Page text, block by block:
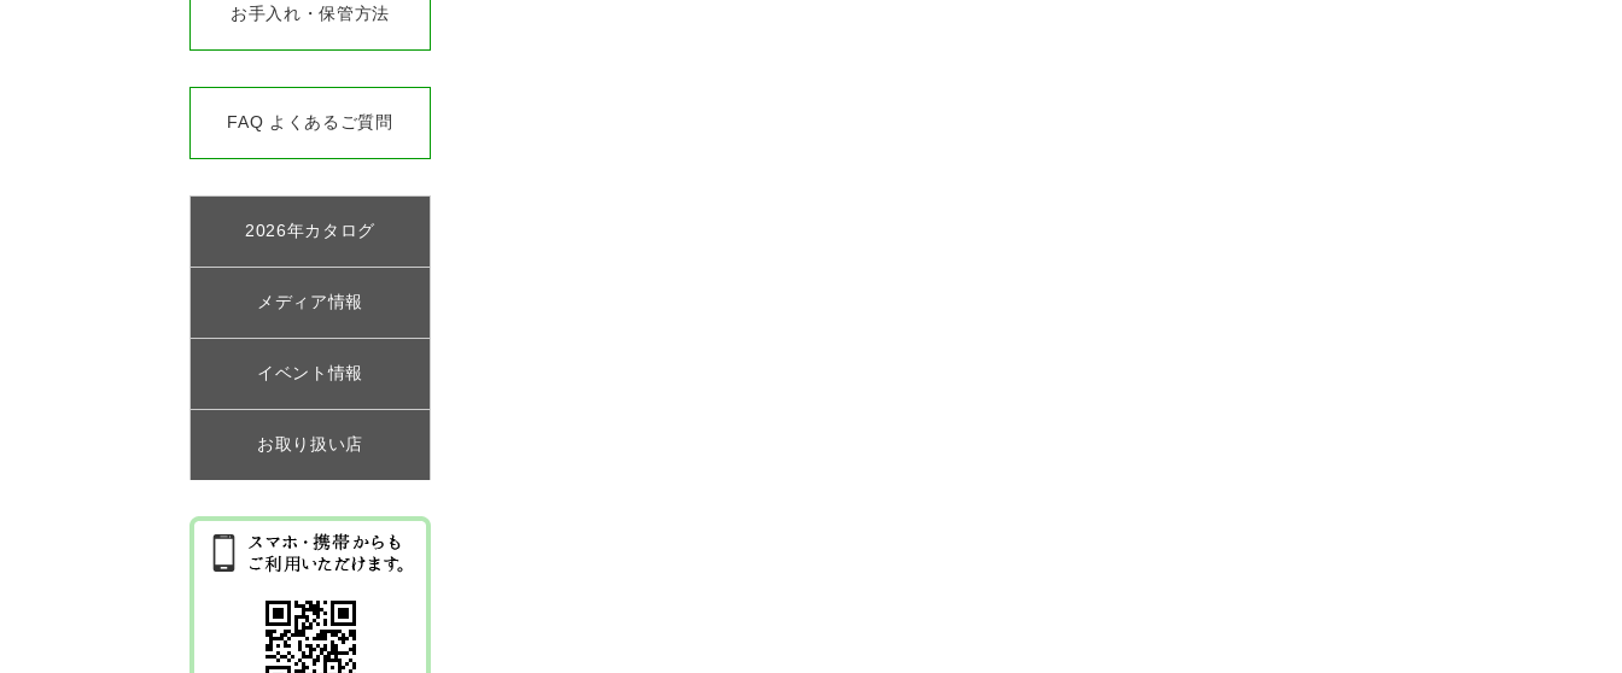
お手入れ・保管方法
FAQ よくあるご質問
2026年カタログ
メディア情報
イベント情報
お取り扱い店